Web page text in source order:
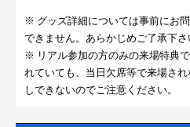
※ グッズ詳細については事前にお
できません。あらかじめご了承下さ
※ リアル参加の方のみの来場特典
れていても、当日欠席等で来場さ
しできないのでご注意ください。